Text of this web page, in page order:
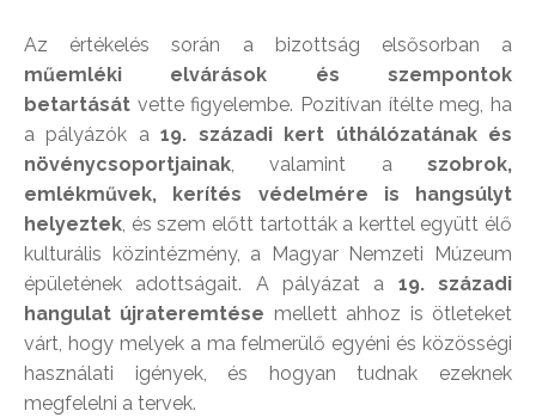
Az értékelés során a bizottság elsősorban a
műemléki elvárások és szempontok
betartását vette figyelembe. Pozitívan ítélte meg, ha
a pályázók a19. századi kert úthálózatának és
növénycsoportjainak, valamint a szobrok,
emlékművek, kerítés védelmére is hangsúlyt
helyeztek, és szem előtt tartották a kerttel együtt élő
kulturális közintézmény, a Magyar Nemzeti Múzeum
épületének adottságait. A pályázat a 19. századi
hangulat újrateremtése mellett ahhoz is ötleteket
várt, hogy melyek a ma felmerülő egyéni és közösségi
használati igények, és hogyan tudnak ezeknek
megfelelni a tervek.